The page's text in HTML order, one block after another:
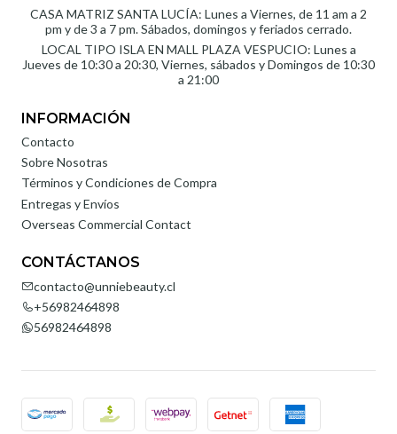
CASA MATRIZ SANTA LUCÍA: Lunes a Viernes, de 11 am a 2
pm y de 3 a 7 pm. Sábados, domingos y feriados cerrado.
LOCAL TIPO ISLA EN MALL PLAZA VESPUCIO: Lunes a
Jueves de 10:30 a 20:30, Viernes, sábados y Domingos de 10:30
a 21:00
INFORMACIÓN
Contacto
Sobre Nosotras
Términos y Condiciones de Compra
Entregas y Envíos
Overseas Commercial Contact
CONTÁCTANOS
contacto@unniebeauty.cl
+56982464898
56982464898